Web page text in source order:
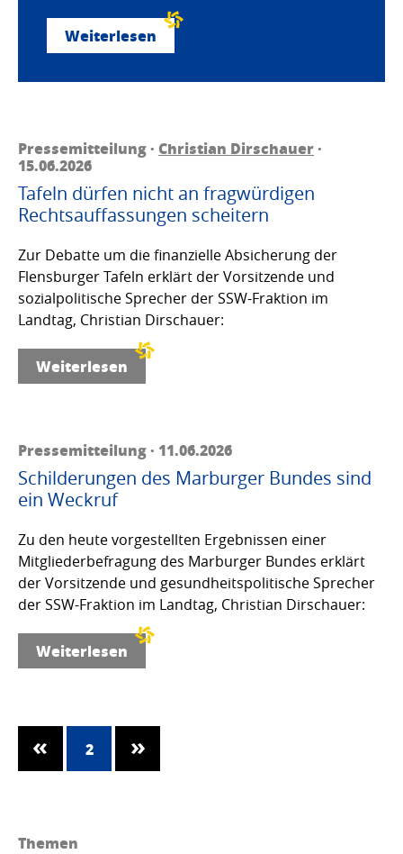
Weiterlesen
Pressemitteilung · Christian Dirschauer·
15.06.2026
Tafeln dürfen nicht an fragwürdigen
Rechtsauffassungen scheitern
Zur Debatte um die finanzielle Absicherung der
Flensburger Tafeln erklärt der Vorsitzende und
sozialpolitische Sprecher der SSW-Fraktion im
Landtag, Christian Dirschauer:
Weiterlesen
Pressemitteilung · 11.06.2026
Schilderungen des Marburger Bundes sind
ein Weckruf
Zu den heute vorgestellten Ergebnissen einer
Mitgliederbefragung des Marburger Bundes erklärt
der Vorsitzende und gesundheitspolitische Sprecher
der SSW-Fraktion im Landtag, Christian Dirschauer:
Weiterlesen
2
Themen